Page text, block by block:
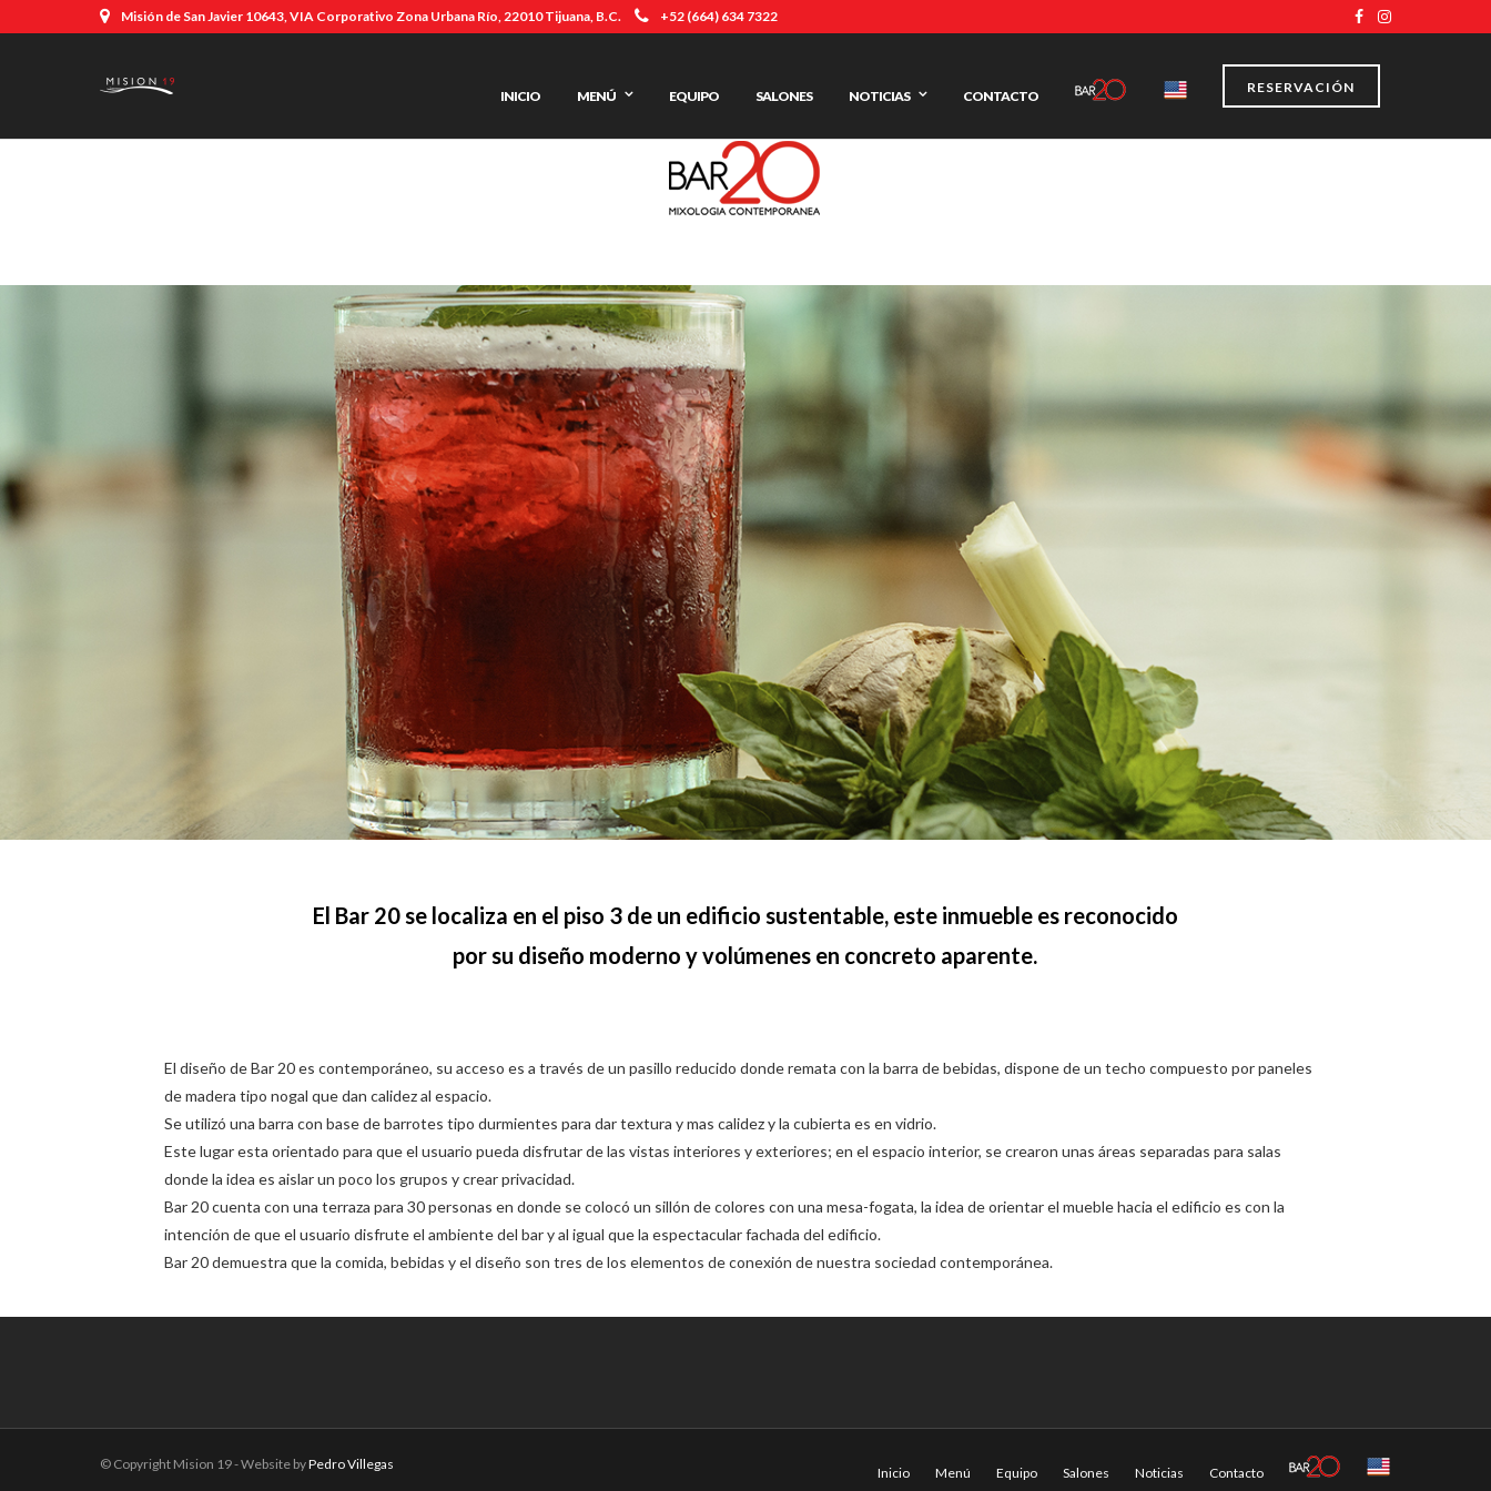
Misión de San Javier 10643, VIA Corporativo Zona Urbana Río, 22010 Tijuana, B.C. +52 (664) 634 7322
RESERVACIÓN
INICIO MENÚ EQUIPO SALONES NOTICIAS CONTACTO
Bar20
El Bar 20 se localiza en el piso 3 de un edificio sustentable, este inmueble es reconocido
por su diseño moderno y volúmenes en concreto aparente.
El diseño de Bar 20 es contemporáneo, su acceso es a través de un pasillo reducido donde remata con la barra de bebidas, dispone de un techo compuesto por paneles
de madera tipo nogal que dan calidez al espacio.
Se utilizó una barra con base de barrotes tipo durmientes para dar textura y mas calidez y la cubierta es en vidrio.
Este lugar esta orientado para que el usuario pueda disfrutar de las vistas interiores y exteriores; en el espacio interior, se crearon unas áreas separadas para salas
donde la idea es aislar un poco los grupos y crear privacidad.
Bar 20 cuenta con una terraza para 30 personas en donde se colocó un sillón de colores con una mesa-fogata, la idea de orientar el mueble hacia el edificio es con la
intención de que el usuario disfrute el ambiente del bar y al igual que la espectacular fachada del edificio.
Bar 20 demuestra que la comida, bebidas y el diseño son tres de los elementos de conexión de nuestra sociedad contemporánea.
Inicio Menú Equipo Salones Noticias Contacto
© Copyright Mision 19 - Website byPedro Villegas